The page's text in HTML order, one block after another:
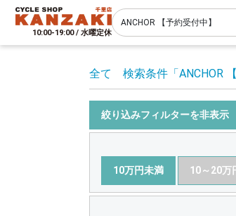
10:00-19:00 / 水曜定休
全て 検索条件 「ANCHOR
絞り込みフィルターを非表示
10万円未満 10～20万